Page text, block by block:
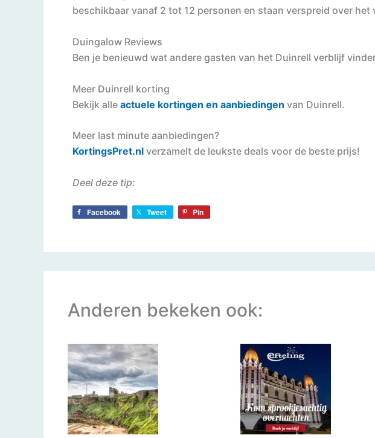
beschikbaar vanaf 2 tot 12 personen en staan verspreid over het
Duingalow Reviews
Ben je benieuwd wat andere gasten van het Duinrell verblijf
Meer Duinrell korting
Bekijk alle actuele kortingen en aanbiedingen van Duinrell.
Meer last minute aanbiedingen?
KortingsPret.nl verzamelt de leukste deals voor de beste prijs!
Deel deze tip:
Facebook Tweet Pin
Anderen bekeken ook: